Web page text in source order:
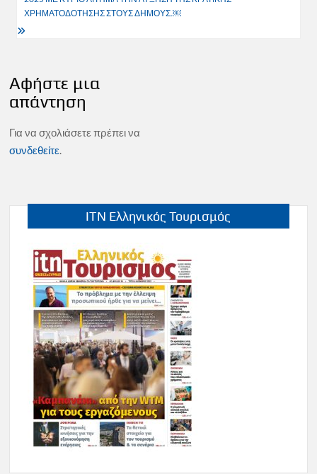
ΧΡΗΜΑΤΟΔΟΤΗΣΗΣ ΣΤΟΥΣ ΔΗΜΟΥΣ.￼
Αφήστε μια
απάντηση
Για να σχολιάσετε πρέπει να
συνδεθείτε.
ITN Ελληνικός Τουρισμός